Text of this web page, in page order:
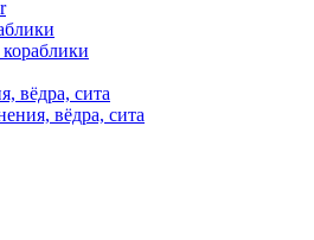
вёдра, сита
вёдра, сита